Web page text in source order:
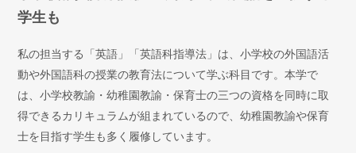
学生も
私の担当する「英語」「英語科指導法」は、小学校の外国語活
動や外国語科の授業の教育法について学ぶ科目です。本学で
は、小学校教諭・幼稚園教諭・保育士の三つの資格を同時に取
得できるカリキュラムが組まれているので、幼稚園教諭や保育
士を目指す学生も多く履修しています。